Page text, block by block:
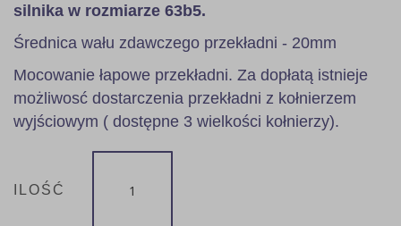
silnika w rozmiarze 63b5.
Średnica wału zdawczego przekładni - 20mm
Mocowanie łapowe przekładni. Za dopłatą istnieje
możliwosć dostarczenia przekładni z kołnierzem
wyjściowym ( dostępne 3 wielkości kołnierzy).
ILOŚĆ